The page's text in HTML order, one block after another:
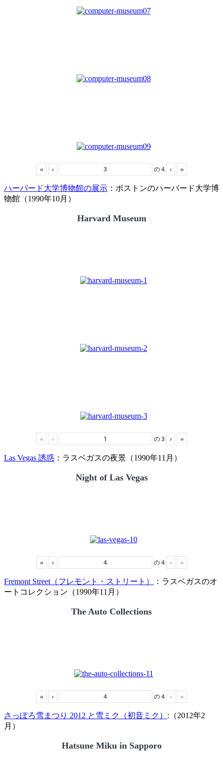
« ‹ の4 › »
ハーバード大学博物館の展示 ：ボストンのハーバード大学博
物館（1990年10月）
Harvard Museum
« ‹ の3 › »
Las Vegas 誘惑 ：ラスベガスの夜景（1990年11月）
Night of Las Vegas
« ‹ の4 › »
Fremont Street（フレモント・ストリート）
：ラスベガスのオ
ートコレクション（1990年11月）
The Auto Collections
« ‹ の4 › »
さっぽろ雪まつり 2012 と雪ミク（初音ミク） :（2012年2
月）
Hatsune Miku in Sapporo